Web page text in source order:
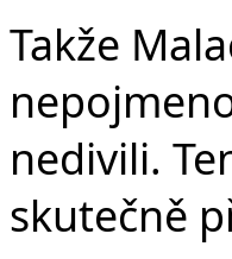
Takže
nedivili.
skutečně